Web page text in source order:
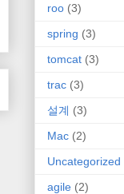
roo (3)
spring (3)
tomcat (3)
trac (3)
설계 (3)
Mac (2)
Uncategorized
agile (2)